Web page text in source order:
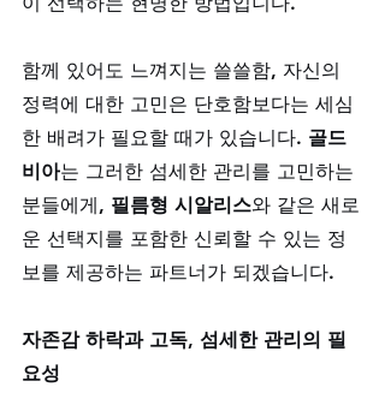
함께 있어도 느껴지는 쓸쓸함, 자신의
정력에 대한 고민은 단호함보다는 세심
한 배려가 필요할 때가 있습니다. 골드
비아는 그러한 섬세한 관리를 고민하는
분들에게, 필름형 시알리스와 같은 새로
운 선택지를 포함한 신뢰할 수 있는 정
보를 제공하는 파트너가 되겠습니다.
자존감 하락과 고독, 섬세한 관리의 필
요성